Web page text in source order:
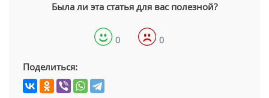
Была ли эта статья для вас полезной?
0 0
Поделиться: